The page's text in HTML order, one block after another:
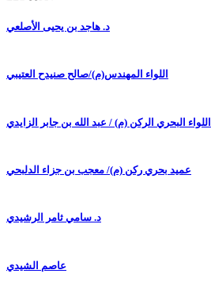
د. هاجد بن يحيى الأصلعي
اللواء المهندس(م)/صالح صنيدح العتيبي
اللواء البحري الركن (م) / عبد الله بن جابر الزايدي
عميد بحري ركن (م)/ معجب بن جزاء الدلبحي
د. سامي ثامر الرشيدي
عاصم الشيدي